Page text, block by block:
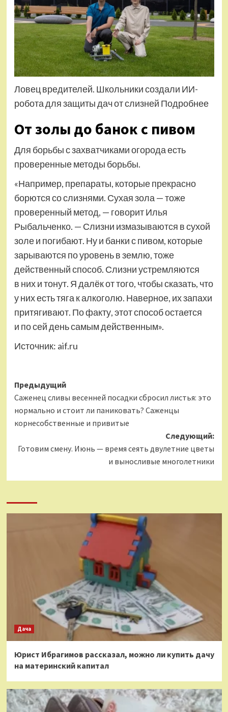
Ловец вредителей. Школьники создали ИИ-
робота для защиты дач от слизней Подробнее
От золы до банок с пивом
Для борьбы с захватчиками огорода есть
проверенные методы борьбы.
«Например, препараты, которые прекрасно
борются со слизнями. Сухая зола — тоже
проверенный метод, — говорит Илья
Рыбальченко. — Слизни измазываются в сухой
золе и погибают. Ну и банки с пивом, которые
зарываются по уровень в землю, тоже
действенный способ. Слизни устремляются
в них и тонут. Я далёк от того, чтобы сказать, что
у них есть тяга к алкоголю. Наверное, их запахи
притягивают. По факту, этот способ остается
и по сей день самым действенным».
Источник: aif.ru
Навигация
записи
Предыдущий
Саженец сливы весенней посадки сбросил листья: это
нормально и стоит ли паниковать? Саженцы
корнесобственные и привитые
Следующий:
Готовим смену. Июнь — время сеять двулетние цветы
и выносливые многолетники
Дача
Юрист Ибрагимов рассказал, можно ли купить дачу
на материнский капитал